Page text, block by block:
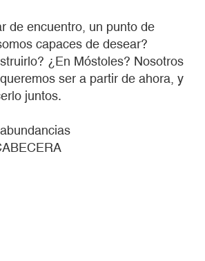
de encuentro, un punto de
capaces de desear?
¿En Móstoles? Nosotros
ser a partir de ahora, y
juntos.